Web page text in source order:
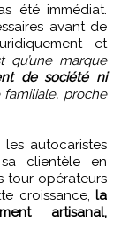
avant de
et
qu’une marque
de société ni
proche
les autocaristes
sa clientèle en
tour-opérateurs
croissance, la
artisanal,